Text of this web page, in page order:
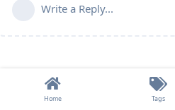
Write a Reply...
Home Tags